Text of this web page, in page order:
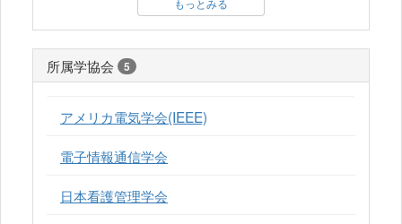
もっとみる
所属学協会 5
アメリカ電気学会(IEEE)
電子情報通信学会
日本看護管理学会